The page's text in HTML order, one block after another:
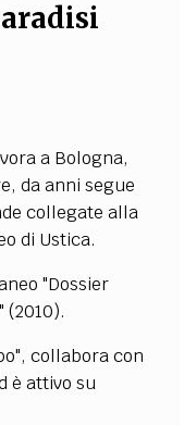
PUBBLICITÀ CONTATTI
a Bologna,
da anni segue
collegate alla
di Ustica.
"Dossier
(2010).
collabora con
è attivo su